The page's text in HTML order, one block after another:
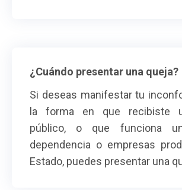
¿Cuándo presentar una queja?
Si deseas manifestar tu
la forma en que recibiste
público, o que funciona
dependencia o empresas
Estado, puedes presentar una